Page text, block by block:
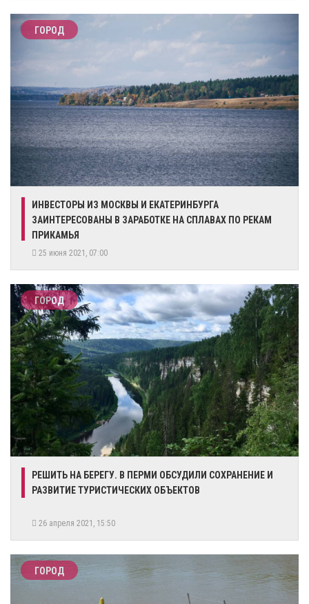
ГОРОД
ИНВЕСТОРЫ ИЗ МОСКВЫ И ЕКАТЕРИНБУРГА
ЗАИНТЕРЕСОВАНЫ В ЗАРАБОТКЕ НА СПЛАВАХ ПО РЕКАМ
ПРИКАМЬЯ
25 июня 2021, 07:00
ГОРОД
РЕШИТЬ НА БЕРЕГУ. В ПЕРМИ ОБСУДИЛИ СОХРАНЕНИЕ И
РАЗВИТИЕ ТУРИСТИЧЕСКИХ ОБЪЕКТОВ
26 апреля 2021, 15:50
ГОРОД